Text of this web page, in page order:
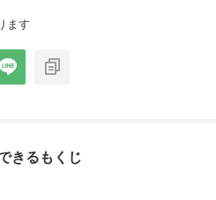
ます
きるもくじ